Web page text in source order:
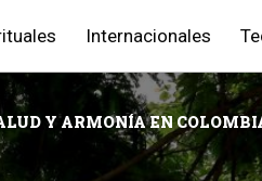
Internacionales
Y ARMONÍA EN